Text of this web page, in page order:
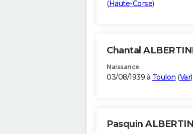
(Haute-Corse)
Chantal
Naissance
03/08/1939 à Toulon (Var)
Pasquin